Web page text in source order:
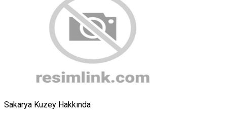
Sakarya Kuzey Hakkında